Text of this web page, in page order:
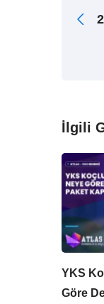
İlgili
YKS
Göre